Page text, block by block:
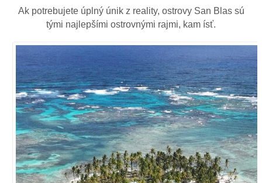
Ak potrebujete úplný únik z reality, ostrovy San Blas sú
tými najlepšími ostrovnými rajmi, kam ísť.